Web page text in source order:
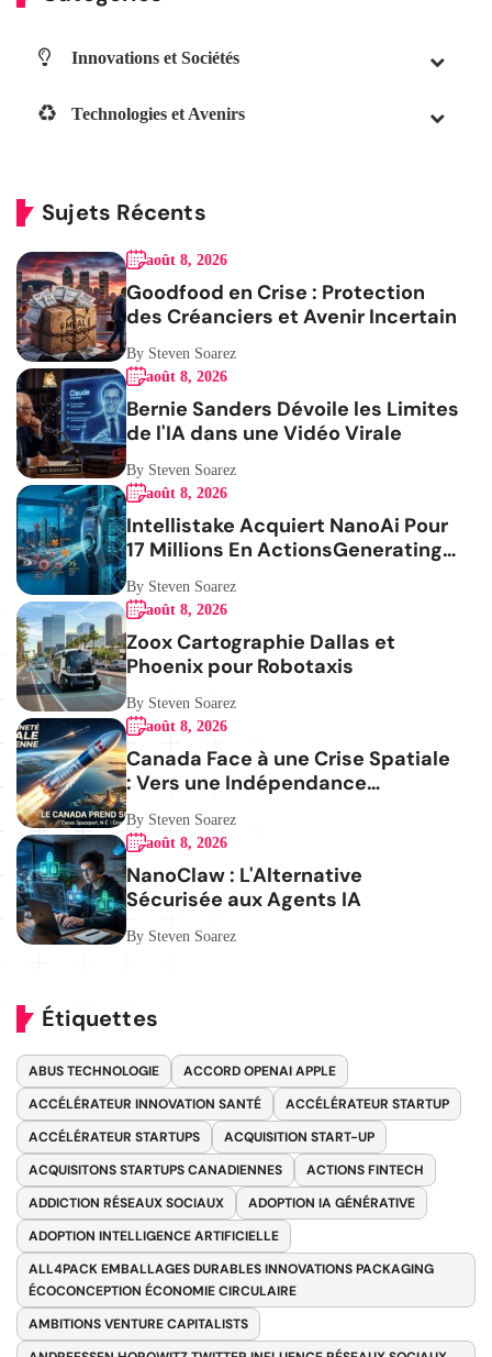
Innovations et Sociétés
Technologies et Avenirs
Sujets Récents
août 8, 2026
Goodfood en Crise : Protection
des Créanciers et Avenir Incertain
By Steven Soarez
août 8, 2026
Bernie Sanders Dévoile les Limites
de l'IA dans une Vidéo Virale
By Steven Soarez
août 8, 2026
Intellistake Acquiert NanoAi Pour
17 Millions En ActionsGenerating
the French blog article
By Steven Soarez
août 8, 2026
Zoox Cartographie Dallas et
Phoenix pour Robotaxis
By Steven Soarez
août 8, 2026
Canada Face à une Crise Spatiale
: Vers une Indépendance
Stratégique
By Steven Soarez
août 8, 2026
NanoClaw : L'Alternative
Sécurisée aux Agents IA
By Steven Soarez
Étiquettes
ABUS TECHNOLOGIE
ACCORD OPENAI APPLE
ACCÉLÉRATEUR INNOVATION SANTÉ
ACCÉLÉRATEUR STARTUP
ACCÉLÉRATEUR STARTUPS
ACQUISITION START-UP
ACQUISITONS STARTUPS CANADIENNES
ACTIONS FINTECH
ADDICTION RÉSEAUX SOCIAUX
ADOPTION IA GÉNÉRATIVE
ADOPTION INTELLIGENCE ARTIFICIELLE
ALL4PACK EMBALLAGES DURABLES INNOVATIONS PACKAGING
ÉCOCONCEPTION ÉCONOMIE CIRCULAIRE
AMBITIONS VENTURE CAPITALISTS